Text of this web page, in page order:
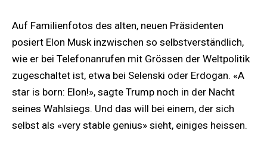
Auf Familienfotos des alten, neuen Präsidenten
posiert Elon Musk inzwischen so selbstverständlich,
wie er bei Telefonanrufen mit Grössen der Weltpolitik
zugeschaltet ist, etwa bei Selenski oder Erdogan. «A
star is born: Elon!», sagte Trump noch in der Nacht
seines Wahlsiegs. Und das will bei einem, der sich
selbst als «very stable genius» sieht, einiges heissen.